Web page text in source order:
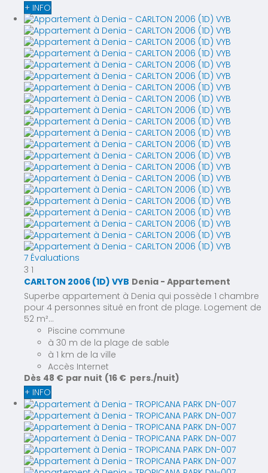
+ INFO
7 Évaluations
3 1
CARLTON 2006 (1D) VYB Denia - Appartement
Superbe appartement à Denia qui possède 1 chambre
pour 4 personnes situé en front de plage. Logement de
52 m²...
Piscine commune
à 30 m de la plage de sable
à 1 km de la ville
Accès Internet
Dès 48 € par nuit (16 € pers./nuit)
+ INFO